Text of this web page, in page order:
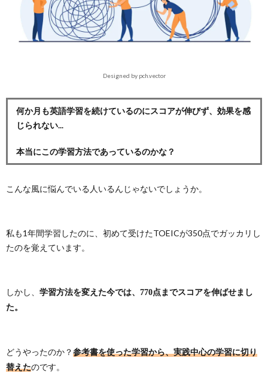
Designed by pch.vector
何か月も英語学習を続けているのにスコアが伸びず、効果を感
じられない...
本当にこの学習方法であっているのかな？
こんな風に悩んでいる人いるんじゃないでしょうか。
私も1年間学習したのに、初めて受けたTOEICが350点でガッカリし
たのを覚えています。
しかし、 学習方法を変えた今では、770点までスコアを伸ばせまし
た。
どうやったのか？ 参考書を使った学習から、実践中心の学習に切り
替えたのです。